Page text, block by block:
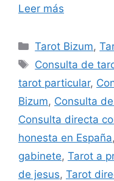
Leer más
Categorías
Tarot Bizum,
Etiquetas
Consulta de
tarot particular,
Bizum, Consulta
Consulta directa
honesta en España,
gabinete, Tarot a
de jesus, Tarot